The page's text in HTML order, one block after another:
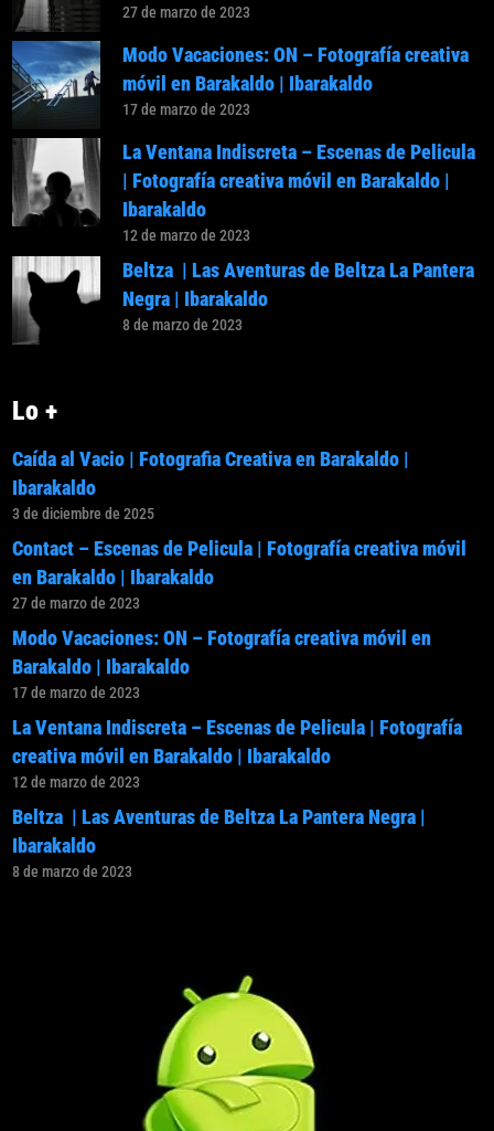
27 de marzo de 2023
Modo Vacaciones: ON – Fotografía creativa
móvil en Barakaldo | Ibarakaldo
17 de marzo de 2023
La Ventana Indiscreta – Escenas de Pelicula
| Fotografía creativa móvil en Barakaldo |
Ibarakaldo
12 de marzo de 2023
Beltza | Las Aventuras de Beltza La Pantera
Negra | Ibarakaldo
8 de marzo de 2023
Lo +
Caída al Vacio | Fotografia Creativa en Barakaldo |
Ibarakaldo
3 de diciembre de 2025
Contact – Escenas de Pelicula | Fotografía creativa móvil
en Barakaldo | Ibarakaldo
27 de marzo de 2023
Modo Vacaciones: ON – Fotografía creativa móvil en
Barakaldo | Ibarakaldo
17 de marzo de 2023
La Ventana Indiscreta – Escenas de Pelicula | Fotografía
creativa móvil en Barakaldo | Ibarakaldo
12 de marzo de 2023
Beltza | Las Aventuras de Beltza La Pantera Negra |
Ibarakaldo
8 de marzo de 2023